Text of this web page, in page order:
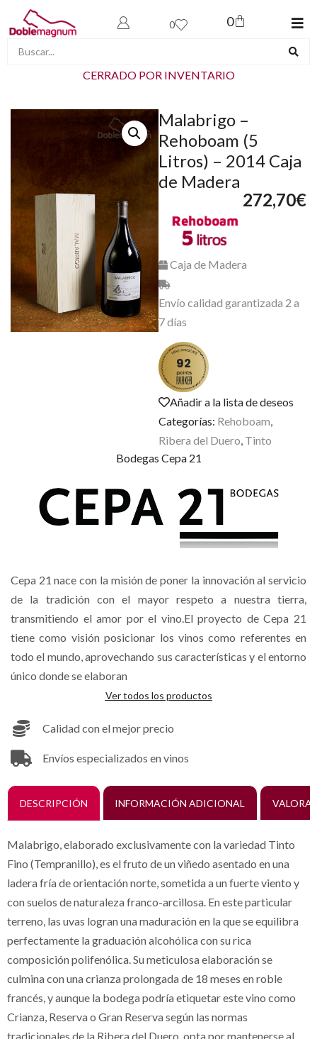
0 0
CERRADO POR INVENTARIO
Malabrigo –
Rehoboam (5
Litros) – 2014 Caja
de Madera
272,70€
Caja de Madera
Envío calidad garantizada 2 a
7 días
92
Añadir a la lista de deseos
Categorías: Rehoboam,
Ribera del Duero, Tinto
Bodegas Cepa 21
Cepa 21 nace con la misión de poner la innovación al servicio
de la tradición con el mayor respeto a nuestra tierra,
transmitiendo el amor por el vino.El proyecto de Cepa 21
tiene como visión posicionar los vinos como referentes en
todo el mundo, aprovechando sus características y el entorno
único donde se elaboran
Ver todos los productos
Calidad con el mejor precio
Envíos especializados en vinos
DESCRIPCIÓN INFORMACIÓN ADICIONAL
Malabrigo, elaborado exclusivamente con la variedad Tinto
Fino (Tempranillo), es el fruto de un viñedo asentado en una
ladera fría de orientación norte, sometida a un fuerte viento y
con suelos de naturaleza franco-arcillosa. En este particular
terreno, las uvas logran una maduración en la que se equilibra
perfectamente la graduación alcohólica con su rica
composición polifenólica. Su meticulosa elaboración se
culmina con una crianza prolongada de 18 meses en roble
francés, y aunque la bodega podría etiquetar este vino como
Crianza, Reserva o Gran Reserva según las normas
tradicionales de la Ribera del Duero, opta por mantenerse al